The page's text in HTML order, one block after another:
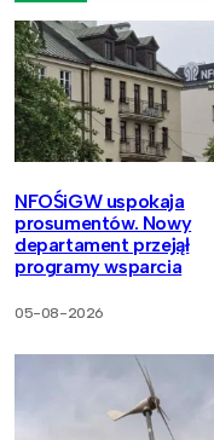
NFOŚiGW uspokaja
prosumentów. Nowy
departament przejął
programy wsparcia
05-08-2026